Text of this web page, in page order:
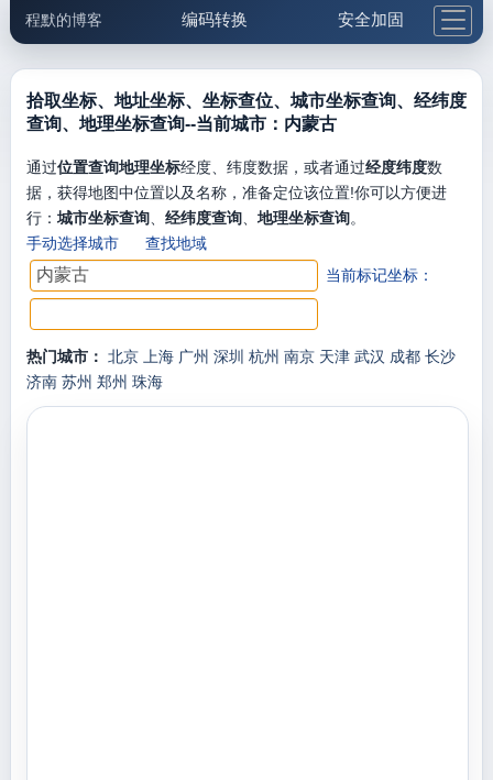
程默的博客 编码转换 安全加固
邮件工具 生活便民 更多工具
拾取坐标、地址坐标、坐标查位、城市坐标查询、经纬度
查询、地理坐标查询--当前城市：内蒙古
通过位置查询地理坐标经度、纬度数据，或者通过经度纬度数
据，获得地图中位置以及名称，准备定位该位置!你可以方便进
行： 城市坐标查询、 经纬度查询、 地理坐标查询。
手动选择城市
查找地域
当前标记坐标：
热门城市： 北京 上海 广州 深圳 杭州 南京 天津 武汉 成都 长沙
济南 苏州 郑州 珠海